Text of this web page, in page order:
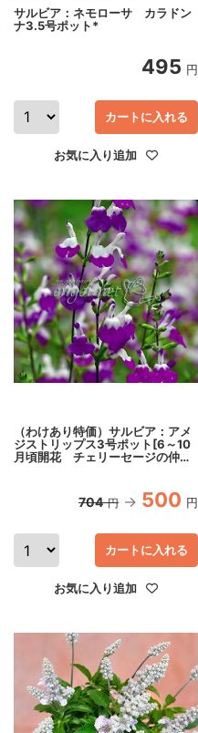
サルビア：ネモローサ カラドン
ナ3.5号ポット*
495 円
カートに入れる
お気に入り追加
（わけあり特価）サルビア：アメ
ジストリップス3号ポット[6～10
月頃開花 チェリーセージの仲
704 円 500 円
カートに入れる
お気に入り追加